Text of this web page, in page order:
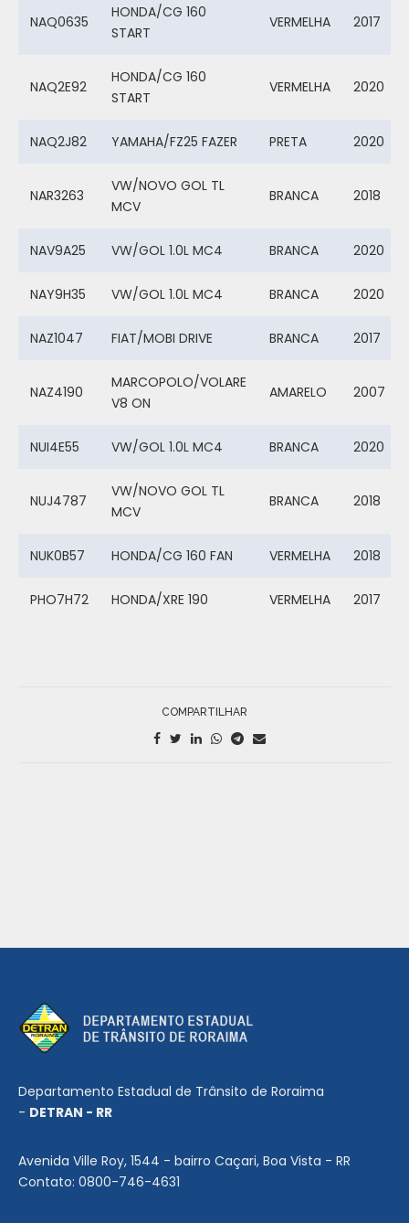
NAQ0635
HONDA/CG 160
START
VERMELHA 2017
NAQ2E92
HONDA/CG 160
START
VERMELHA 2020
NAQ2J82 YAMAHA/FZ25 FAZER PRETA 2020
NAR3263
VW/NOVO GOL TL
MCV
BRANCA 2018
NAV9A25 VW/GOL 1.0L MC4 BRANCA 2020
NAY9H35 VW/GOL 1.0L MC4 BRANCA 2020
NAZ1047 FIAT/MOBI DRIVE BRANCA 2017
NAZ4190
MARCOPOLO/VOLARE
V8 ON
AMARELO 2007
NUI4E55 VW/GOL 1.0L MC4 BRANCA 2020
NUJ4787
VW/NOVO GOL TL
MCV
BRANCA 2018
NUK0B57 HONDA/CG 160 FAN VERMELHA 2018
PHO7H72 HONDA/XRE 190 VERMELHA 2017
COMPARTILHAR
Departamento Estadual de Trânsito de Roraima
- DETRAN - RR
Avenida Ville Roy, 1544 - bairro Caçari, Boa Vista - RR
Contato: 0800-746-4631